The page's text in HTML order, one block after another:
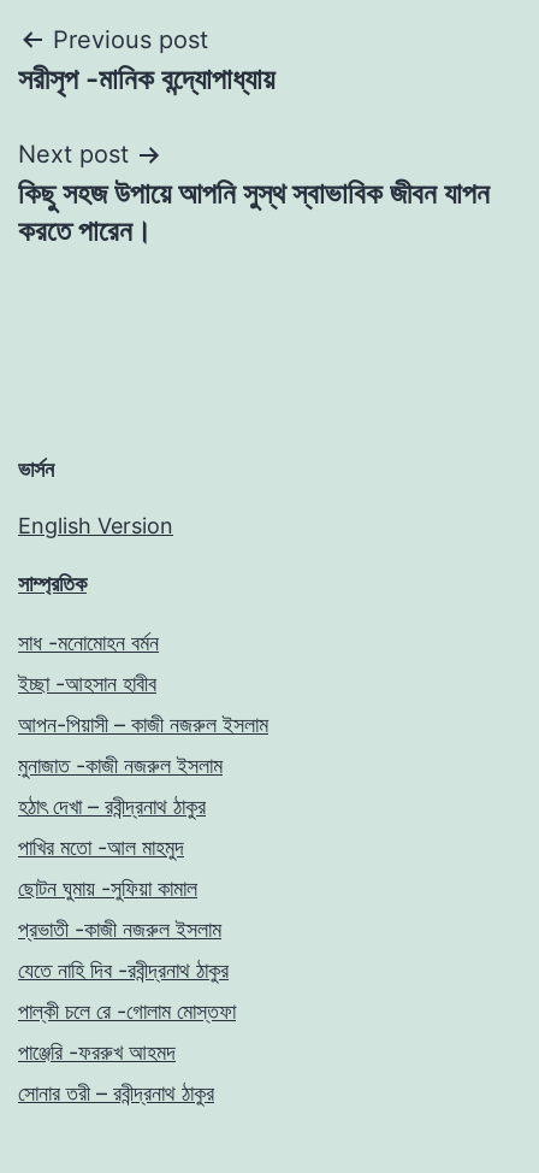
Post
navigation
Previous post
সরীসৃপ -মানিক বন্দ্যোপাধ্যায়
Next post
কিছু সহজ উপায়ে আপনি সুস্থ স্বাভাবিক জীবন যাপন
করতে পারেন।
ভার্সন
English Version
সাম্প্রতিক
সাধ -মনোমোহন বর্মন
ইচ্ছা -আহসান হাবীব
আপন-পিয়াসী – কাজী নজরুল ইসলাম
মুনাজাত -কাজী নজরুল ইসলাম
হঠাৎ দেখা – রবীন্দ্রনাথ ঠাকুর
পাখির মতো -আল মাহমুদ
ছোটন ঘুমায় -সুফিয়া কামাল
প্রভাতী -কাজী নজরুল ইসলাম
যেতে নাহি দিব -রবীন্দ্রনাথ ঠাকুর
পাল্কী চলে রে -গোলাম মোস্তফা
পাঞ্জেরি -ফররুখ আহমদ
সোনার তরী – রবীন্দ্রনাথ ঠাকুর